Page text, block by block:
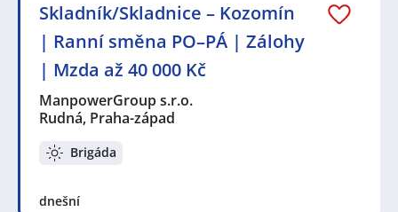
Skladník/Skladnice – Kozomín
| Ranní směna PO–PÁ | Zálohy
| Mzda až 40 000 Kč
ManpowerGroup s.r.o.
Rudná, Praha-západ
Brigáda
dnešní